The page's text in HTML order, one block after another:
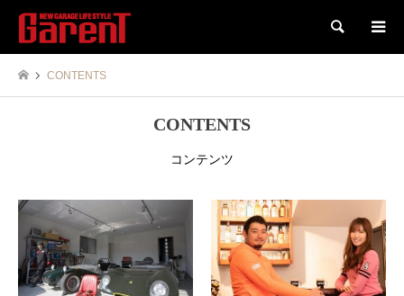
検索
CONTENTS
CONTENTS
コンテンツ